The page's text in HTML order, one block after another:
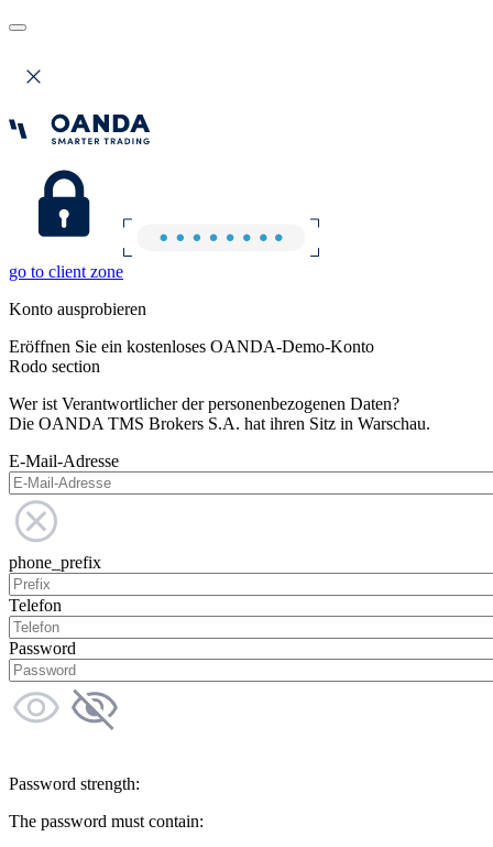
go to client zone
Konto ausprobieren
Eröffnen Sie ein kostenloses OANDA-Demo-Konto
Rodo section
Wer ist Verantwortlicher der personenbezogenen Daten?
Die OANDA TMS Brokers S.A. hat ihren Sitz in Warschau.
E-Mail-Adresse
phone_prefix
Telefon
Password
Password strength:
The password must contain: